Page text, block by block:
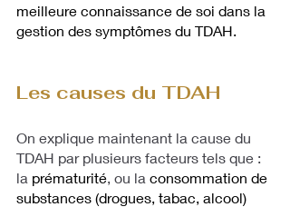
meilleure connaissance de soi dans la
gestion des symptômes du TDAH.
Les causes du TDAH
On explique maintenant la cause du
TDAH par plusieurs facteurs tels que :
la prématurité , ou la consommation de
substances (drogues, tabac, alcool)